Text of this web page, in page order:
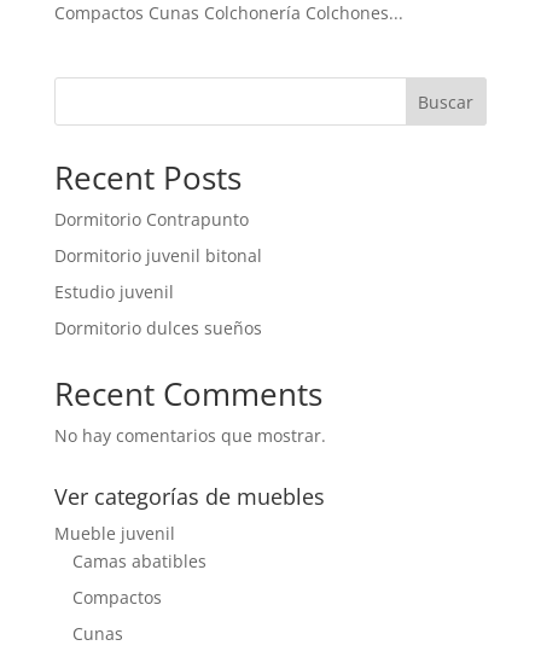
Compactos Cunas Colchonería Colchones...
Buscar
Recent Posts
Dormitorio Contrapunto
Dormitorio juvenil bitonal
Estudio juvenil
Dormitorio dulces sueños
Recent Comments
No hay comentarios que mostrar.
Ver categorías de muebles
Mueble juvenil
Camas abatibles
Compactos
Cunas